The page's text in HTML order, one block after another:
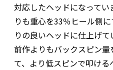
対応したヘッドになってい
りも重心を33％ヒール側
りの良いヘッドに仕上げ
前作よりもバックスピン
て、より低スピンで叩け